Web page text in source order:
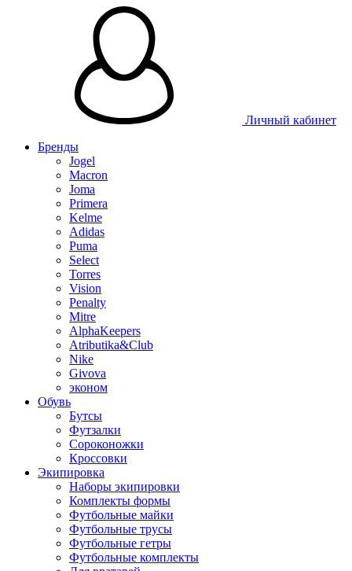
Личный кабинет
Бренды
Jogel
Macron
Joma
Primera
Kelme
Adidas
Puma
Select
Torres
Vision
Penalty
Mitre
AlphaKeepers
Atributika&Club
Nike
Givova
эконом
Обувь
Бутсы
Футзалки
Сороконожки
Кроссовки
Экипировка
Наборы экипировки
Комплекты формы
Футбольные майки
Футбольные трусы
Футбольные гетры
Футбольные комплекты
Таблица размеров